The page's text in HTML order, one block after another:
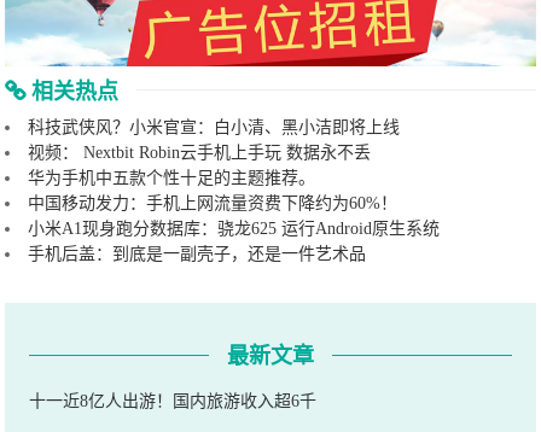
相关热点
科技武侠风？小米官宣：白小清、黑小洁即将上线
视频： Nextbit Robin云手机上手玩 数据永不丢
华为手机中五款个性十足的主题推荐。
中国移动发力：手机上网流量资费下降约为60%！
小米A1现身跑分数据库：骁龙625 运行Android原生系统
手机后盖：到底是一副壳子，还是一件艺术品
最新文章
十一近8亿人出游！国内旅游收入超6千